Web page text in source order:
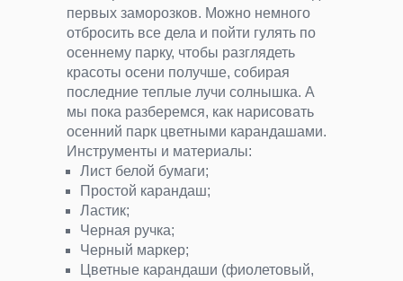
первых заморозков. Можно немного
отбросить все дела и пойти гулять по
осеннему парку, чтобы разглядеть
красоты осени получше, собирая
последние теплые лучи солнышка. А
мы пока разберемся, как нарисовать
осенний парк цветными карандашами.
Инструменты и материалы:
Лист белой бумаги;
Простой карандаш;
Ластик;
Черная ручка;
Черный маркер;
Цветные карандаши (фиолетовый,